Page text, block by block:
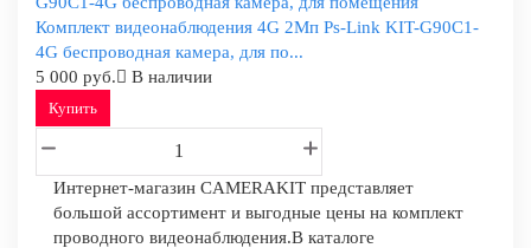
Комплект видеонаблюдения 4G 2Мп Ps-Link KIT-G90C1-
4G беспроводная камера, для по...
5 000 руб.
В наличии
Купить
Интернет-магазин CAMERAKIT представляет
большой ассортимент и выгодные цены на комплект
проводного видеонаблюдения.В каталоге